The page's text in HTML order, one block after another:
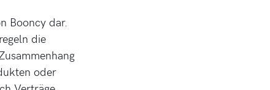
Booncy dar.
die
oder